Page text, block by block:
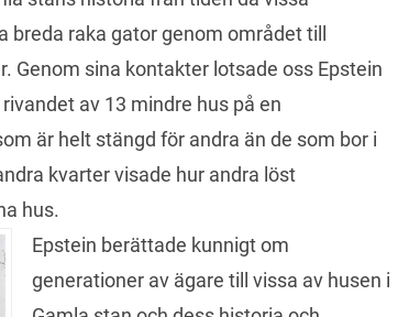
raka gator genom området till
Genom sina kontakter lotsade oss Epstein
av 13 mindre hus på en
är helt stängd för andra än de som bor i
kvarter visade hur andra löst
hus.
Epstein berättade kunnigt om
generationer av ägare till vissa av husen i